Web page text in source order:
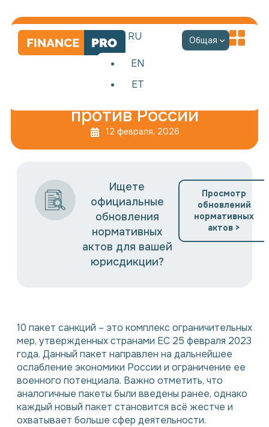
RU
EN
ET
Общая
10 пакет санкций ЕС
против России
12 февраля, 2026
Ищете
официальные
обновления
нормативных
актов для вашей
юрисдикции?
Просмотр
обновлений
нормативных
актов >
10 пакет санкций – это комплекс ограничительных
мер, утвержденных странами ЕС 25 февраля 2023
года. Данный пакет направлен на дальнейшее
ослабление экономики России и ограничение ее
военного потенциала. Важно отметить, что
аналогичные пакеты были введены ранее, однако
каждый новый пакет становится всё жестче и
охватывает больше сфер деятельности.